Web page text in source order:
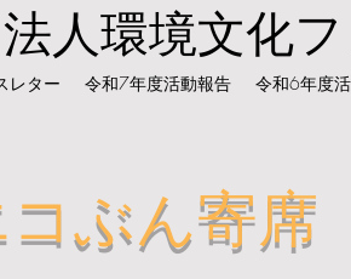
レター 令和7年度活動報告 令和6年度
人環境文化
ぶん寄席